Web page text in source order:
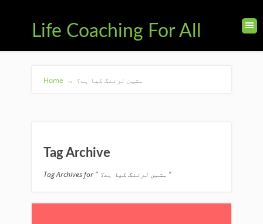
Life Coaching For All
Home → مشین لرننگ کیا ہے؟
Tag Archive
Tag Archives for " مشین لرننگ کیا ہے؟ "